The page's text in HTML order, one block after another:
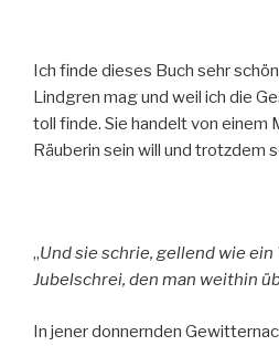
Ich finde dieses Buch sehr
Lindgren mag und weil ich die
toll finde. Sie handelt von einem
Räuberin sein will und trotzdem
„Und sie schrie, gellend wie ein
Jubelschrei, den man weithin
In jener donnernden